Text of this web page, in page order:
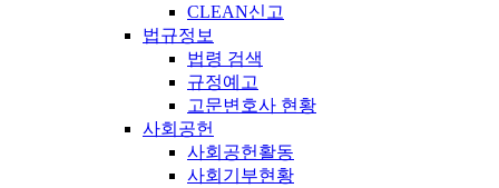
CLEAN신고
법규정보
법령 검색
규정예고
고문변호사 현황
사회공헌
사회공헌활동
사회기부현황